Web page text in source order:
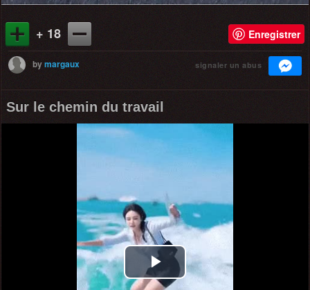
+ 18 Enregistrer
bymargaux signaler un abus
Sur le chemin du travail
Play